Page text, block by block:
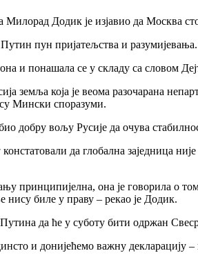
Милорад Додик је изјавио да Москва
Путин пун пријатељства и разумијевања.
и понашала се у складу са словом
земља која је веома разочарана
Мински споразуми.
добру вољу Русије да очува
констатовали да глобална заједница
принципијелна, она је говорила о
нису биле у праву – рекао је Додик.
Путина да ће у суботу бити одржан
и донијећемо важну декларацију